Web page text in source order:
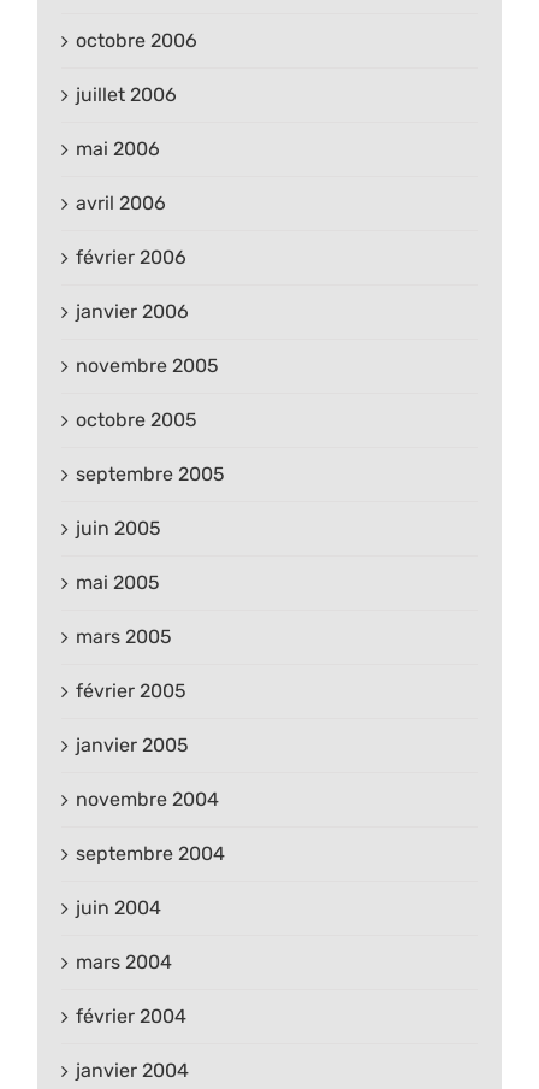
octobre 2006
juillet 2006
mai 2006
avril 2006
février 2006
janvier 2006
novembre 2005
octobre 2005
septembre 2005
juin 2005
mai 2005
mars 2005
février 2005
janvier 2005
novembre 2004
septembre 2004
juin 2004
mars 2004
février 2004
janvier 2004